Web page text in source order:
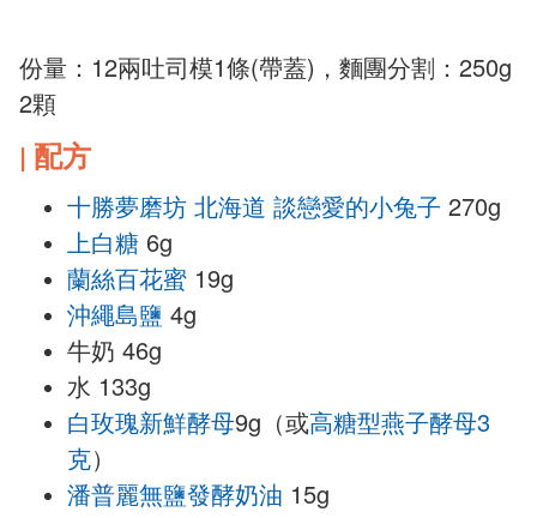
份量：12兩吐司模1條(帶蓋)，麵團分割：250g
2顆
| 配方
十勝夢磨坊 北海道 談戀愛的小兔子 270g
上白糖 6g
蘭絲百花蜜 19g
沖繩島鹽 4g
牛奶 46g
水 133g
白玫瑰新鮮酵母9g（或高糖型燕子酵母3
克）
潘普麗無鹽發酵奶油 15g